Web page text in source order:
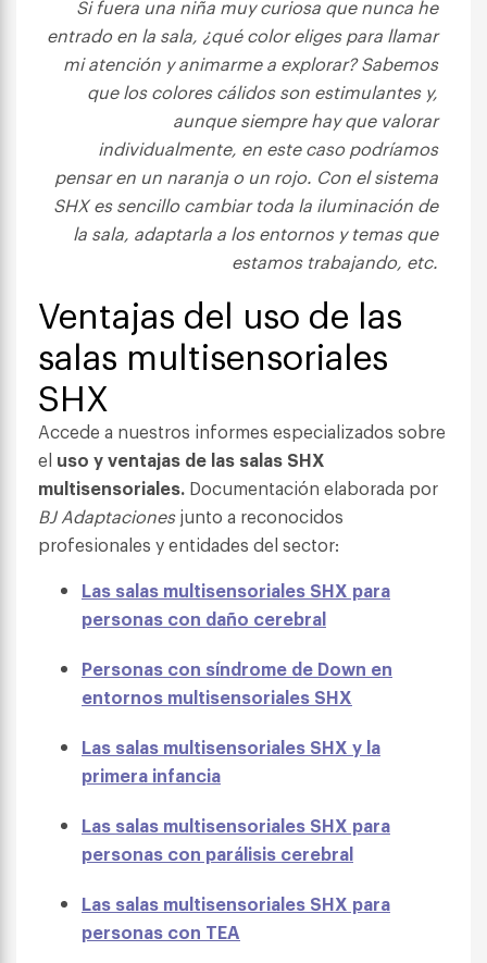
Si fuera una niña muy curiosa que nunca he
entrado en la sala, ¿qué color eliges para llamar
mi atención y animarme a explorar? Sabemos
que los colores cálidos son estimulantes y,
aunque siempre hay que valorar
individualmente, en este caso podríamos
pensar en un naranja o un rojo. Con el sistema
SHX es sencillo cambiar toda la iluminación de
la sala, adaptarla a los entornos y temas que
estamos trabajando, etc.
Ventajas del uso de las
salas multisensoriales
SHX
Accede a nuestros informes especializados sobre
el uso y ventajas de las salas SHX
multisensoriales. Documentación elaborada por
BJ Adaptacionesjunto a reconocidos
profesionales y entidades del sector:
Las salas multisensoriales SHX para
personas con daño cerebral
Personas con síndrome de Down en
entornos multisensoriales SHX
Las salas multisensoriales SHX y la
primera infancia
Las salas multisensoriales SHX para
personas con parálisis cerebral
Las salas multisensoriales SHX para
personas con TEA